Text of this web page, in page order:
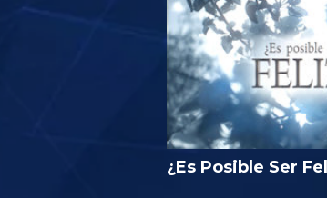
¿Es Posible Ser